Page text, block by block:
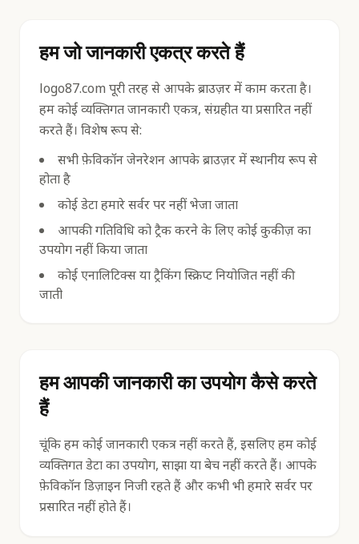
हम जो जानकारी एकत्र करते हैं
logo87.com पूरी तरह से आपके ब्राउज़र में काम करता है।
हम कोई व्यक्तिगत जानकारी एकत्र, संग्रहीत या प्रसारित नहीं
करते हैं। विशेष रूप से:
सभी फ़ेविकॉन जेनरेशन आपके ब्राउज़र में स्थानीय रूप से
होता है
कोई डेटा हमारे सर्वर पर नहीं भेजा जाता
आपकी गतिविधि को ट्रैक करने के लिए कोई कुकीज़ का
उपयोग नहीं किया जाता
कोई एनालिटिक्स या ट्रैकिंग स्क्रिप्ट नियोजित नहीं की
जाती
हम आपकी जानकारी का उपयोग कैसे करते
हैं
चूंकि हम कोई जानकारी एकत्र नहीं करते हैं, इसलिए हम कोई
व्यक्तिगत डेटा का उपयोग, साझा या बेच नहीं करते हैं। आपके
फ़ेविकॉन डिज़ाइन निजी रहते हैं और कभी भी हमारे सर्वर पर
प्रसारित नहीं होते हैं।